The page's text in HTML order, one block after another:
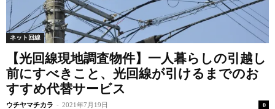
ネット回線
【光回線現地調査物件】一人暮らしの引越し
前にすべきこと、光回線が引けるまでのお
すすめ代替サービス
ウチヤマチカラ - 2021年7月19日 0